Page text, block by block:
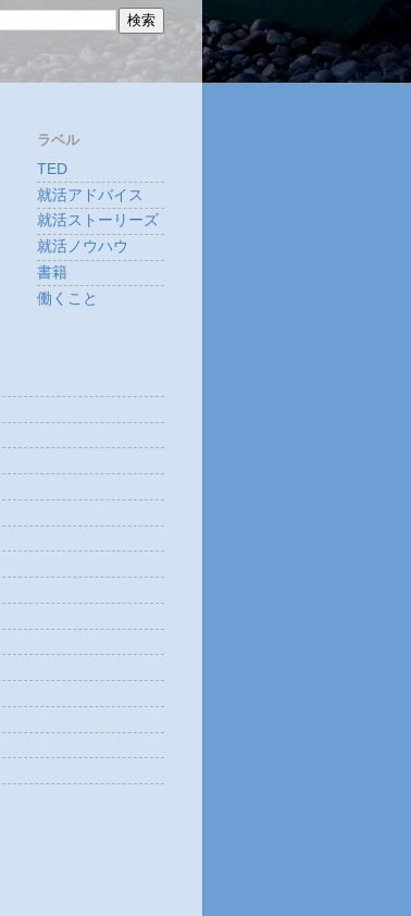
ラベル
TED
就活アドバイス
就活ストーリーズ
就活ノウハウ
書籍
働くこと